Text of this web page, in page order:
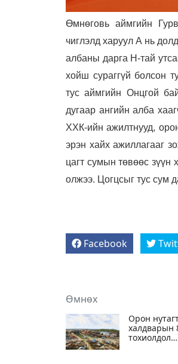
Өмнөговь аймгийн
чиглэлд харуул А нь
албаны дарга Н-тай
хойш сураггүй болсон
тус аймгийн Онцгой
дугаар ангийн алба
ХХК-ийн ажилтнууд,
эрэн хайх ажиллагааг
цагт сумын төвөөс зүүн
олжээ. Цогцсыг тус сум
Facebook
Өмнөх
Орон
халдварын
тохиолдол